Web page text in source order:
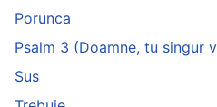
Porunca
Psalm 3 (Doamne, tu singur
Sus